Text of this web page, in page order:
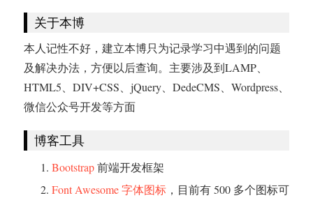
关于本博
本人记性不好，建立本博只为记录学习中遇到的问题
及解决办法，方便以后查询。主要涉及到LAMP、
HTML5、DIV+CSS、jQuery、DedeCMS、Wordpress、
微信公众号开发等方面
博客工具
Bootstrap前端开发框架
Font Awesome 字体图标 ，目前有 500 多个图标可